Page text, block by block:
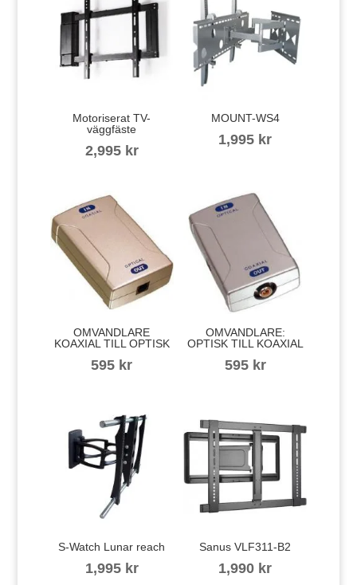
Motoriserat TV-
väggfäste
2,995 kr
MOUNT-WS4
1,995 kr
OMVANDLARE
KOAXIAL TILL OPTISK
595 kr
OMVANDLARE:
OPTISK TILL KOAXIAL
595 kr
S-Watch Lunar reach
1,995 kr
Sanus VLF311-B2
1,990 kr